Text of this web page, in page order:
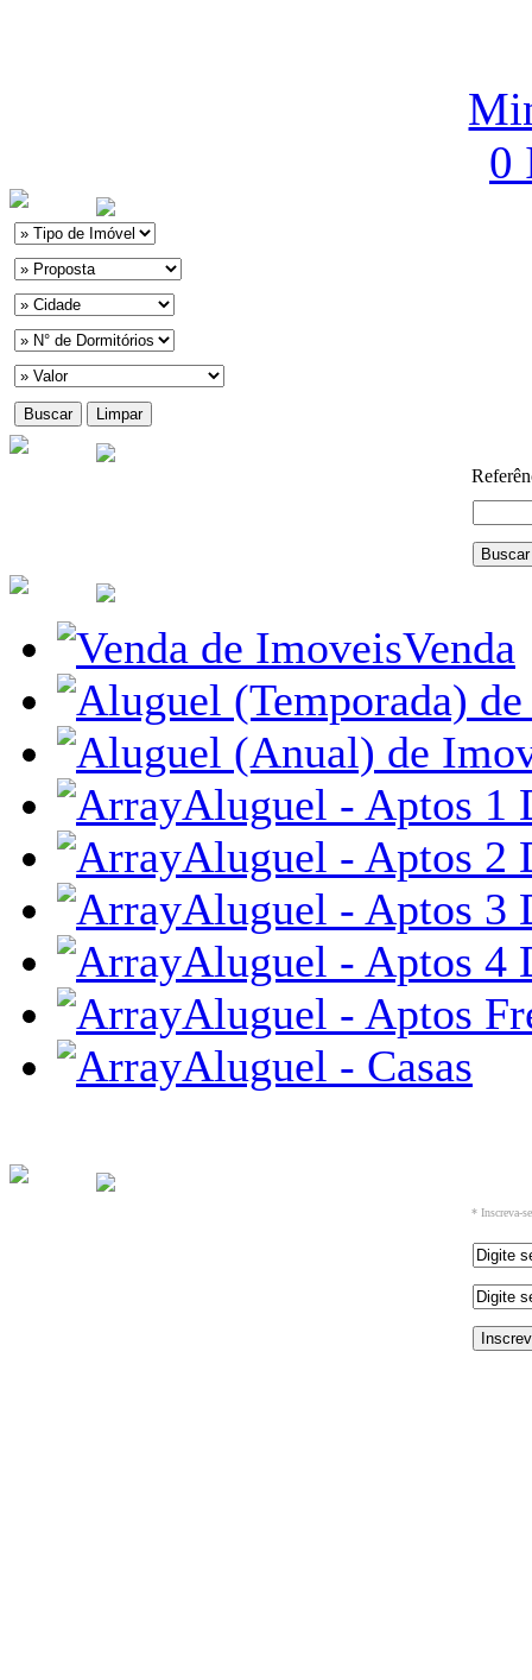
0
Venda
Aluguel - Aptos 1
Aluguel - Aptos 2
Aluguel - Aptos 3
Aluguel - Aptos 4
Aluguel - Aptos
Aluguel - Casas
* Inscreva-